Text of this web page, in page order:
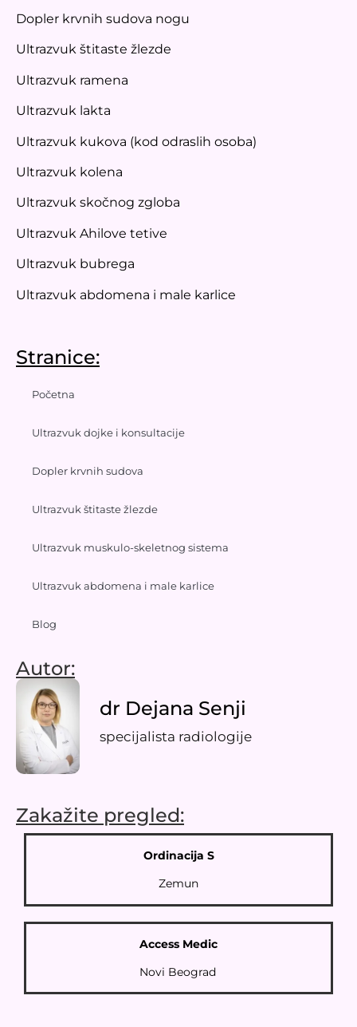
Dopler krvnih sudova nogu
Ultrazvuk štitaste žlezde
Ultrazvuk ramena
Ultrazvuk lakta
Ultrazvuk kukova (kod odraslih osoba)
Ultrazvuk kolena
Ultrazvuk skočnog zgloba
Ultrazvuk Ahilove tetive
Ultrazvuk bubrega
Ultrazvuk abdomena i male karlice
Stranice:
Početna
Ultrazvuk dojke i konsultacije
Dopler krvnih sudova
Ultrazvuk štitaste žlezde
Ultrazvuk muskulo-skeletnog sistema
Ultrazvuk abdomena i male karlice
Blog
Autor:
dr Dejana Senji
specijalista radiologije
Zakažite pregled:​
Ordinacija S
Zemun
Access Medic
Novi Beograd